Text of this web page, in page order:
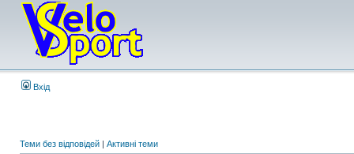
Вхід
Теми без відповідей | Активні теми